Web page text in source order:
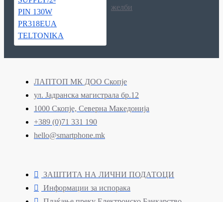
желби
ЛАПТОП МК ДОО Скопје
ул. Јадранска магистрала бр.12
1000 Скопје, Северна Македонија
+389 (0)71 331 190
hello@smartphone.mk
ЗАШТИТА НА ЛИЧНИ ПОДАТОЦИ
Информации за испорака